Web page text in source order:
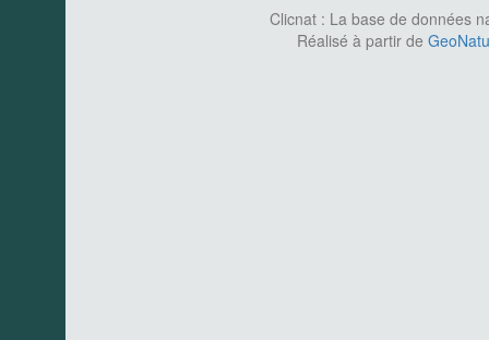
Clicnat : La base de données
Réalisé à partir de